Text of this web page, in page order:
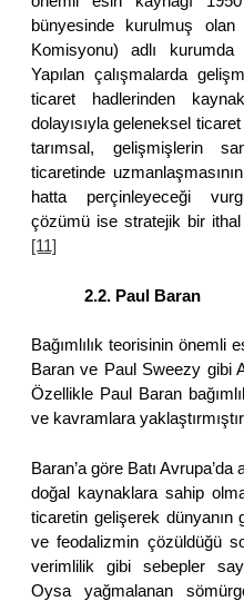
bünyesinde kurulmuş
Komisyonu) adlı kurumda
Yapılan çalışmalarda
ticaret hadlerinden
dolayısıyla geleneksel
tarımsal, gelişmişlerin
ticaretinde
hatta perçinleyeceği
çözümü ise stratejik bir
[11]
2.2. Paul Baran
Bağımlılık teorisinin önemli
Baran ve Paul Sweezy gibi
Özellikle Paul Baran
ve kavramlara
Baran’a göre Batı
doğal kaynaklara sahip
ticaretin gelişerek dünyanın
ve feodalizmin çözüldüğü
verimlilik gibi sebepler
Oysa yağmalanan